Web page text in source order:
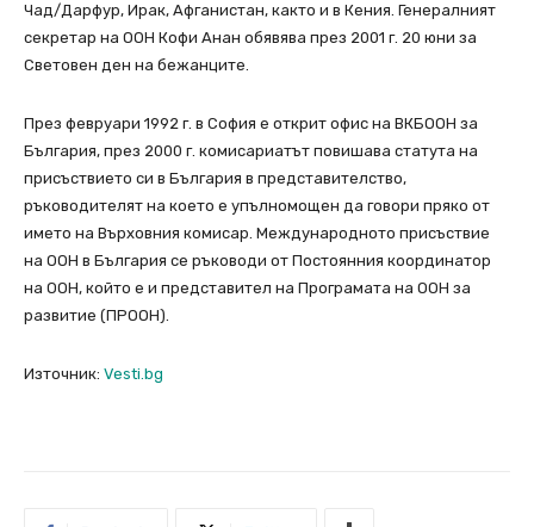
Чад/Дарфур, Ирак, Афганистан, както и в Кения. Генералният
секретар на ООН Кофи Анан обявява през 2001 г. 20 юни за
Световен ден на бежанците.
През февруари 1992 г. в София е открит офис на ВКБООН за
България, през 2000 г. комисариатът повишава статута на
присъствието си в България в представителство,
ръководителят на което е упълномощен да говори пряко от
името на Върховния комисар. Международното присъствие
на ООН в България се ръководи от Постоянния координатор
на ООН, който е и представител на Програмата на ООН за
развитие (ПРООН).
Източник: Vesti.bg